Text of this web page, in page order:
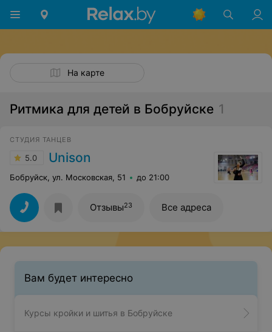
На карте
Ритмика для детей в Бобруйске 1
СТУДИЯ ТАНЦЕВ
5.0 Unison
Бобруйск, ул. Московская, 51 до 21:00
Отзывы23 Все адреса
Вам будет интересно
Курсы кройки и шитья в Бобруйске